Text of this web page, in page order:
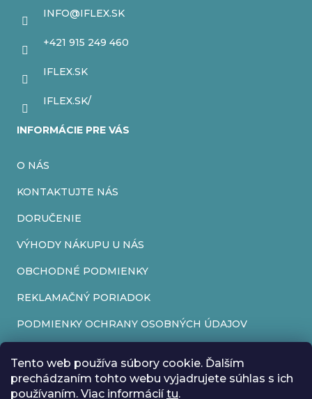
Tento web používa súbory cookie. Ďalším
prechádzaním tohto webu vyjadrujete súhlas s ich
používaním. Viac informáciítu.
INFO@IFLEX.SK
+421 915 249 460
IFLEX.SK
IFLEX.SK/
INFORMÁCIE PRE VÁS
O NÁS
KONTAKTUJTE NÁS
DORUČENIE
VÝHODY NÁKUPU U NÁS
OBCHODNÉ PODMIENKY
REKLAMAČNÝ PORIADOK
PODMIENKY OCHRANY OSOBNÝCH ÚDAJOV
REKLAMAČNÝ FORMULÁR